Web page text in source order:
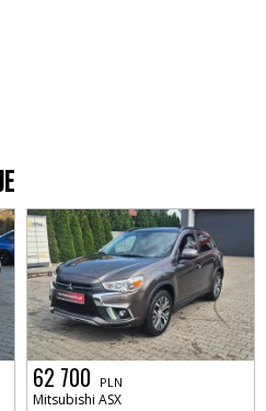
62 700 PLN
Mitsubishi ASX